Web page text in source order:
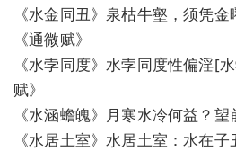
《水金同丑》泉枯牛壑，须凭金
《通微赋》
《水孛同度》水孛同度性偏淫[
赋》
《水涵蟾魄》月寒水冷何益？望
《水居土室》水居土室：水在